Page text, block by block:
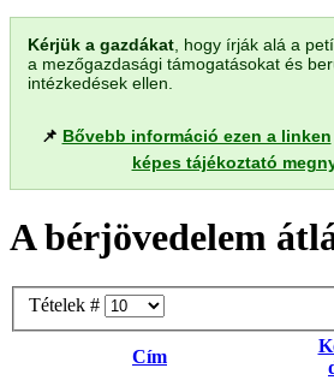
Kérjük a gazdákat , hogy írják alá a
a mezőgazdasági támogatásokat és
intézkedések ellen.
📌 Bővebb információ ezen a linken
képes tájékoztató
A bérjövedelem
Tételek #
Cím